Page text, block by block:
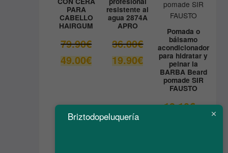
PARA
CABELLO
HAIRGUM
79.90€El
original
49.00€El
precio
resistente al
agua 2874A
APRO
36.00€El
precio
original
36.00€.
19.90€El
precio
19.90€.
Pomada o
bálsamo
acondicionador
para hidratar y
peinar la
BARBA Beard
pomade SIR
FAUSTO
13.10€El
precio
Briztodopeluquería